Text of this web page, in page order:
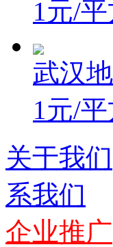
1元/
武汉
1元/
关于我们
系我们
企业推广